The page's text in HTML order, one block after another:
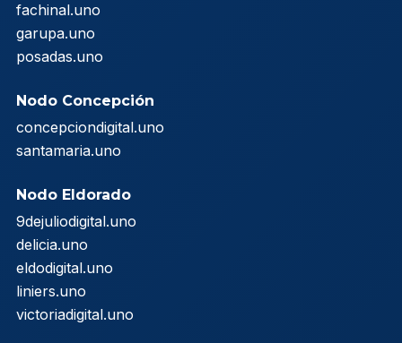
fachinal.uno
garupa.uno
posadas.uno
Nodo Concepción
concepciondigital.uno
santamaria.uno
Nodo Eldorado
9dejuliodigital.uno
delicia.uno
eldodigital.uno
liniers.uno
victoriadigital.uno